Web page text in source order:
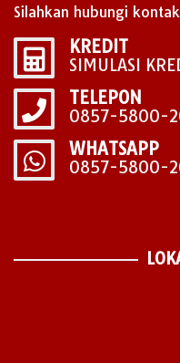
Silahkan hubungi
KREDIT
SIMULASI
TELEPON
0857-5800-
WHATSAPP
0857-5800-